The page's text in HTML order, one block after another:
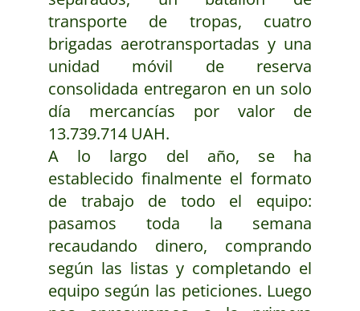
transporte de tropas, cuatro
brigadas aerotransportadas y una
unidad móvil de reserva
consolidada entregaron en un solo
día mercancías por valor de
13.739.714 UAH.
A lo largo del año, se ha
establecido finalmente el formato
de trabajo de todo el equipo:
pasamos toda la semana
recaudando dinero, comprando
según las listas y completando el
equipo según las peticiones. Luego